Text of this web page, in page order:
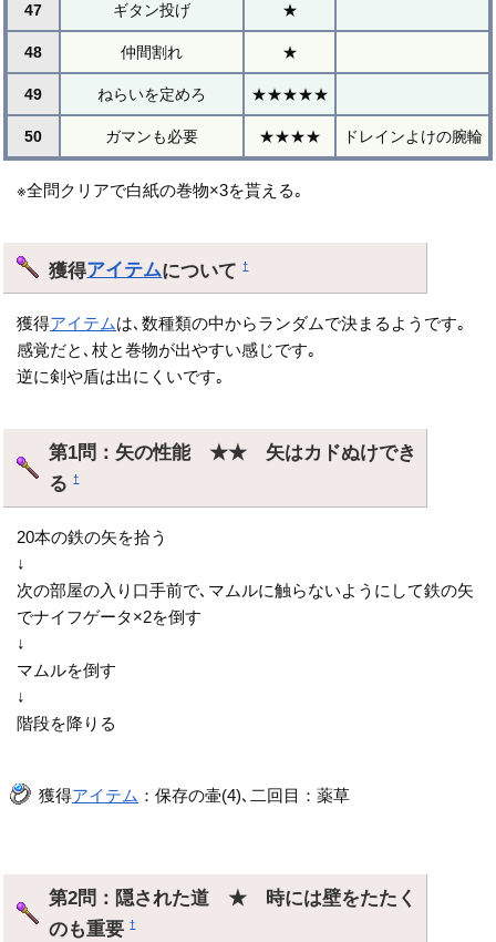
47 ギタン投げ ★
48 仲間割れ ★
49 ねらいを定めろ ★★★★★
50 ガマンも必要 ★★★★ ドレインよけの腕輪
※全問クリアで白紙の巻物×3を貰える｡
獲得アイテムについて†
獲得アイテムは､数種類の中からランダムで決まるようです｡
感覚だと､杖と巻物が出やすい感じです｡
逆に剣や盾は出にくいです｡
第1問：矢の性能 ★★ 矢はカドぬけでき
る†
20本の鉄の矢を拾う
↓
次の部屋の入り口手前で､マムルに触らないようにして鉄の矢
でナイフゲータ×2を倒す
↓
マムルを倒す
↓
階段を降りる
獲得アイテム ：保存の壷(4)､二回目：薬草
第2問：隠された道 ★ 時には壁をたたく
のも重要†